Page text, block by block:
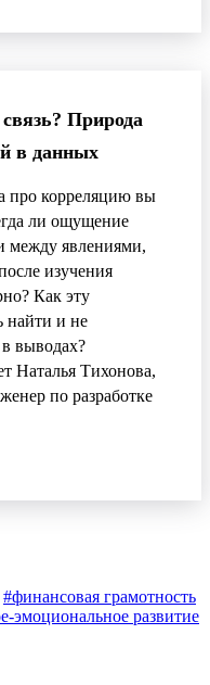
Природа
в данных
про корреляцию вы
ли ощущение
между явлениями,
изучения
Как эту
найти и не
выводах?
Наталья Тихонова,
по разработке
#финансовая грамотность
эмоциональное развитие